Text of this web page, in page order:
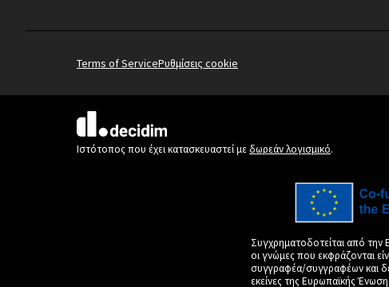
Terms of ServiceΡυθμίσεις cookie
(Εξωτερική σύνδεση)
Ιστότοπος που έχει κατασκευαστεί με δωρεάν λογισμικό.
Συγχρηματοδοτείται από την
οι γνώμες που εκφράζονται
συγγραφέα/συγγραφέων και
εκείνες της Ευρωπαϊκής